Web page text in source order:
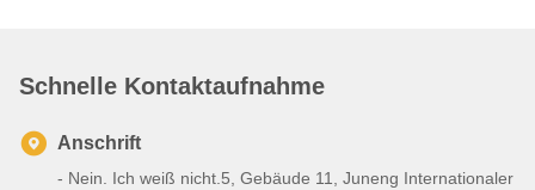
Schnelle Kontaktaufnahme
Anschrift
- Nein. Ich weiß nicht.5, Gebäude 11, Juneng Internationaler